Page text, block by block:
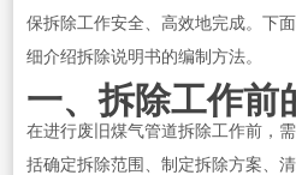
保拆除工作安全、高效地完成。下
细介绍拆除说明书的编制方法。
一、拆除工作前
在进行废旧煤气管道拆除工作前，
括确定拆除范围、制定拆除方案、